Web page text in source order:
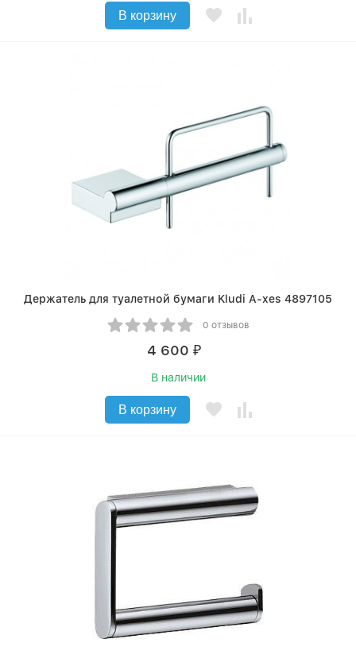
В корзину
Держатель для туалетной бумаги Kludi A-xes 4897105
0 отзывов
4 600 ₽
В наличии
В корзину